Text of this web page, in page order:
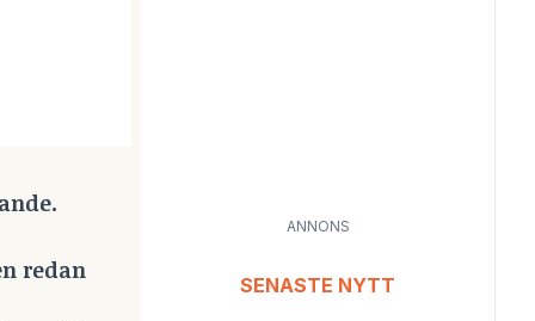
redan
ANNONS
SENASTE NYTT